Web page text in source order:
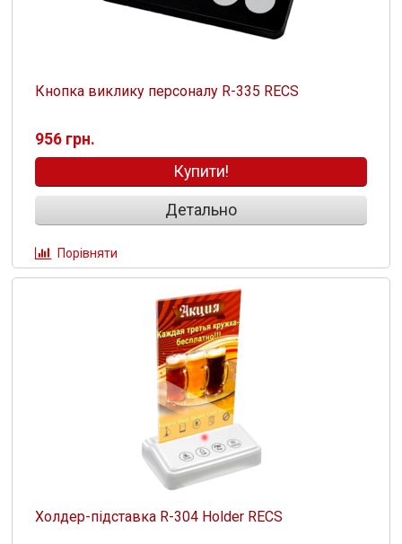
Кнопка виклику персоналу R-335 RECS
956 грн.
Купити!
Детально
Порівняти
Холдер-підставка R-304 Holder RECS